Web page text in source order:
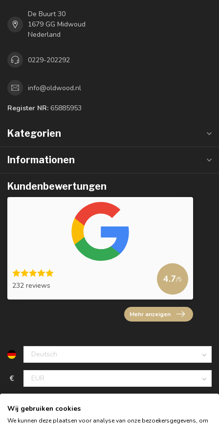
De Buurt 30
1679 GG Midwoud
Nederland
0229-202292
info@oldwood.nl
Register NR: 65885953
Kategorien
Informationen
Kundenbewertungen
232 reviews
4.7/5
Mehr anzeigen
€
Wij gebruiken cookies
We kunnen deze plaatsen voor analyse van onze bezoekersgegevens, om